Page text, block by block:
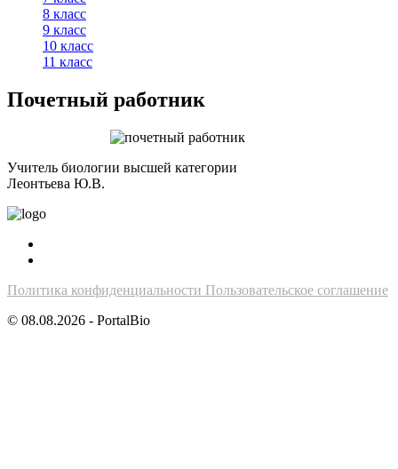
8 класс
9 класс
10 класс
11 класс
Почетный работник
Учитель биологии высшей категории
Леонтьева Ю.В.
Политика конфиденциальности Пользовательское соглашение
© 08.08.2026 - PortalBio